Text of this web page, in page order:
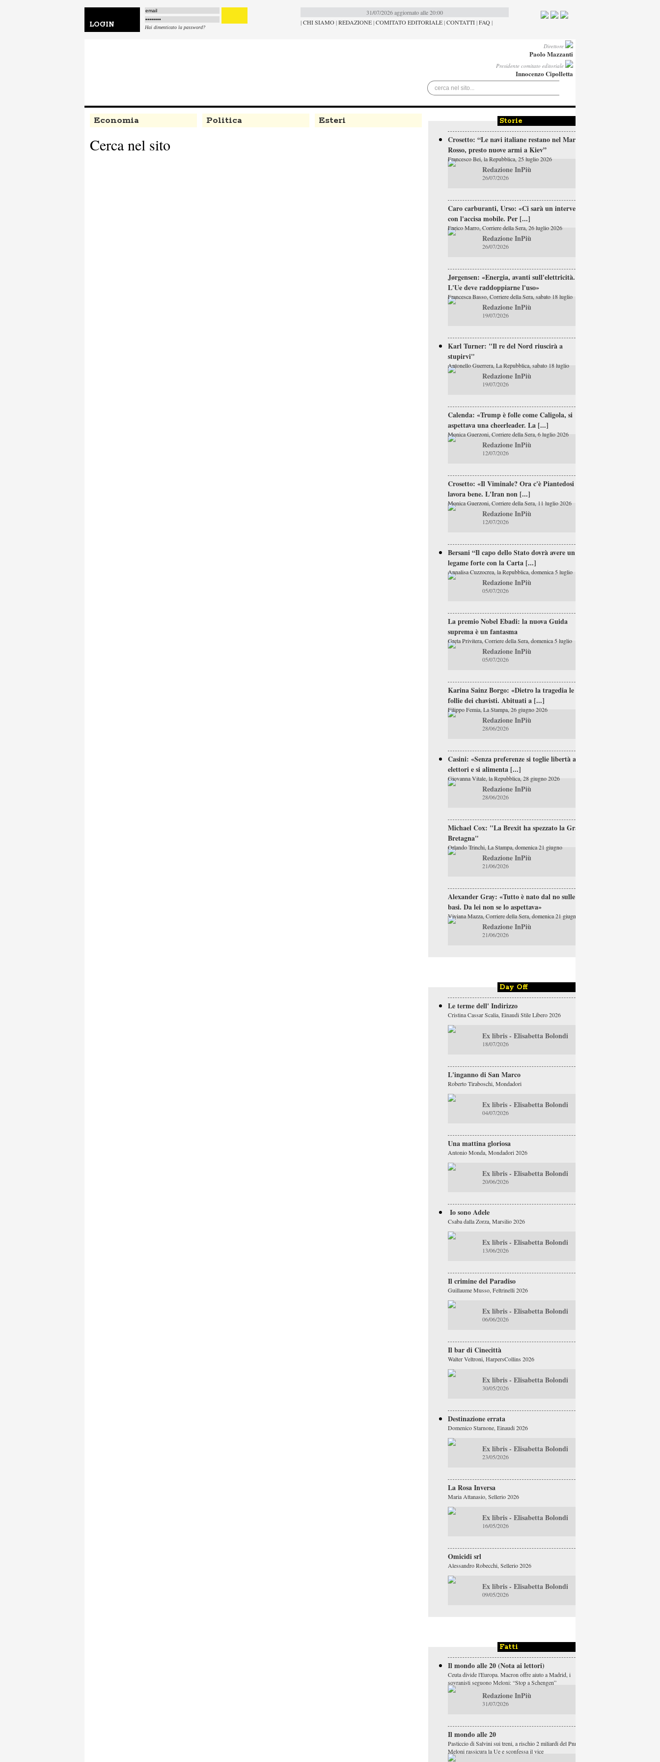
LOGIN Hai dimenticato la password?
31/07/2026 aggiornato alle 20:00
|CHI SIAMO|REDAZIONE|COMITATO EDITORIALE|CONTATTI|FAQ|
Direttore
Paolo Mazzanti
Presidente comitato editoriale
Innocenzo Cipolletta
Storie
Crosetto: “Le navi italiane restano nel Mar
Rosso, presto nuove armi a Kiev”
Francesco Bei, la Repubblica, 25 luglio 2026
Redazione InPiù
26/07/2026
Caro carburanti, Urso: «Ci sarà un intervento
con l'accisa mobile. Per [...]
Enrico Marro, Corriere della Sera, 26 luglio 2026
Redazione InPiù
26/07/2026
Jørgensen: «Energia, avanti sull'elettricità.
L'Ue deve raddoppiarne l'uso»
Francesca Basso, Corriere della Sera, sabato 18 luglio
Redazione InPiù
19/07/2026
Karl Turner: "Il re del Nord riuscirà a
stupirvi"
Antonello Guerrera, La Repubblica, sabato 18 luglio
Redazione InPiù
19/07/2026
Calenda: «Trump è folle come Caligola, si
aspettava una cheerleader. La [...]
Monica Guerzoni, Corriere della Sera, 6 luglio 2026
Redazione InPiù
12/07/2026
Crosetto: «Il Viminale? Ora c'è Piantedosi e
lavora bene. L'Iran non [...]
Monica Guerzoni, Corriere della Sera, 11 luglio 2026
Redazione InPiù
12/07/2026
Bersani “Il capo dello Stato dovrà avere un
legame forte con la Carta [...]
Annalisa Cuzzocrea, la Repubblica, domenica 5 luglio
Redazione InPiù
05/07/2026
La premio Nobel Ebadi: la nuova Guida
suprema è un fantasma
Greta Privitera, Corriere della Sera, domenica 5 luglio
Redazione InPiù
05/07/2026
Karina Sainz Borgo: «Dietro la tragedia le
follie dei chavisti. Abituati a [...]
Filippo Femia, La Stampa, 26 giugno 2026
Redazione InPiù
28/06/2026
Casini: «Senza preferenze si toglie libertà agli
elettori e si alimenta [...]
Giovanna Vitale, la Repubblica, 28 giugno 2026
Redazione InPiù
28/06/2026
Michael Cox: "La Brexit ha spezzato la Gran
Bretagna"
Orlando Trinchi, La Stampa, domenica 21 giugno
Redazione InPiù
21/06/2026
Alexander Gray: «Tutto è nato dal no sulle
basi. Da lei non se lo aspettava»
Viviana Mazza, Corriere della Sera, domenica 21 giugno
Redazione InPiù
21/06/2026
Day Off
Le terme dell' Indirizzo
Cristina Cassar Scalia, Einaudi Stile Libero 2026
Ex libris - Elisabetta Bolondi
18/07/2026
L'inganno di San Marco
Roberto Tiraboschi, Mondadori
Ex libris - Elisabetta Bolondi
04/07/2026
Una mattina gloriosa
Antonio Monda, Mondadori 2026
Ex libris - Elisabetta Bolondi
20/06/2026
Io sono Adele
Csaba dalla Zorza, Marsilio 2026
Ex libris - Elisabetta Bolondi
13/06/2026
Il crimine del Paradiso
Guillaume Musso, Feltrinelli 2026
Ex libris - Elisabetta Bolondi
06/06/2026
Il bar di Cinecittà
Walter Veltroni, HarpersCollins 2026
Ex libris - Elisabetta Bolondi
30/05/2026
Destinazione errata
Domenico Starnone, Einaudi 2026
Ex libris - Elisabetta Bolondi
23/05/2026
La Rosa Inversa
Maria Attanasio, Sellerio 2026
Ex libris - Elisabetta Bolondi
16/05/2026
Omicidi srl
Alessandro Robecchi, Sellerio 2026
Ex libris - Elisabetta Bolondi
09/05/2026
Fatti
Il mondo alle 20 (Nota ai lettori)
Ceuta divide l'Europa. Macron offre aiuto a Madrid, i
sovranisti seguono Meloni: “Stop a Schengen”
Redazione InPiù
31/07/2026
Il mondo alle 20
Pasticcio di Salvini sui treni, a rischio 2 miliardi del Pnrr.
Meloni rassicura la Ue e sconfessa il vice
Economia Politica Esteri
Cerca nel sito